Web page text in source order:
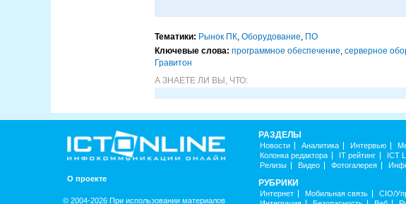
Тематики: Рынок ПК, Оборудование, ПО
Ключевые слова: программное обеспечение, серверное
Гравитон
А ЗНАЕТЕ ЛИ ВЫ, ЧТО:
О проекте
© 2004-2026 При использовании материалов
РАЗДЕЛЫ
Новости Аналитика Интервью
Колонка редактора
IT рейтинг ICT
Релизы
Видео Фотогалерея
РУБРИКИ
Интернет Мобильная связь CIO/